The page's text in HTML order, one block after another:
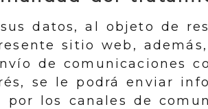
sus datos, al objeto de
sitio web,
de comunicaciones
se le podrá enviar
los canales de